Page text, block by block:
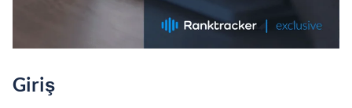
Giriş